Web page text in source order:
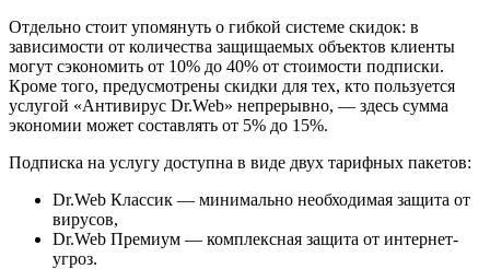
Отдельно стоит упомянуть о гибкой системе скидок: в
зависимости от количества защищаемых объектов клиенты
могут сэкономить от 10% до 40% от стоимости подписки.
Кроме того, предусмотрены скидки для тех, кто пользуется
услугой «Антивирус Dr.Web» непрерывно, — здесь сумма
экономии может составлять от 5% до 15%.
Подписка на услугу доступна в виде двух тарифных пакетов:
Dr.Web Классик — минимально необходимая защита от
вирусов,
Dr.Web Премиум — комплексная защита от интернет-
угроз.